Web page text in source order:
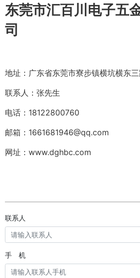
东莞市汇百川电子五
司
地址：广东省东莞市寮步镇横坑横东
联系人：张先生
电话：18122800760
邮箱：1661681946@qq.com
网址：www.dghbc.com
联系人
手 机